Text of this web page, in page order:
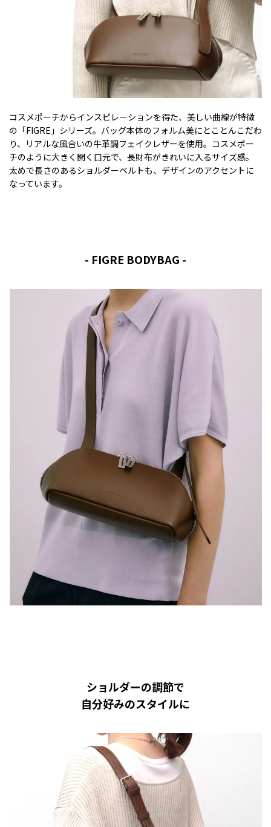
コスメポーチからインスピレーションを得た、美しい曲線が特徴
の「FIGRE」シリーズ。バッグ本体のフォルム美にとことんこだわ
り、リアルな風合いの牛革調フェイクレザーを使用。コスメポー
チのように大きく開く口元で、長財布がきれいに入るサイズ感。
太めで長さのあるショルダーベルトも、デザインのアクセントに
なっています。
- FIGRE BODYBAG -
ショルダーの調節で
自分好みのスタイルに